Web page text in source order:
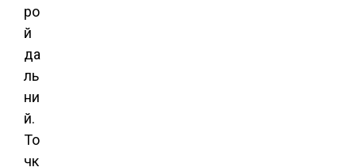
ро
й
да
ль
ни
й.
То
чк